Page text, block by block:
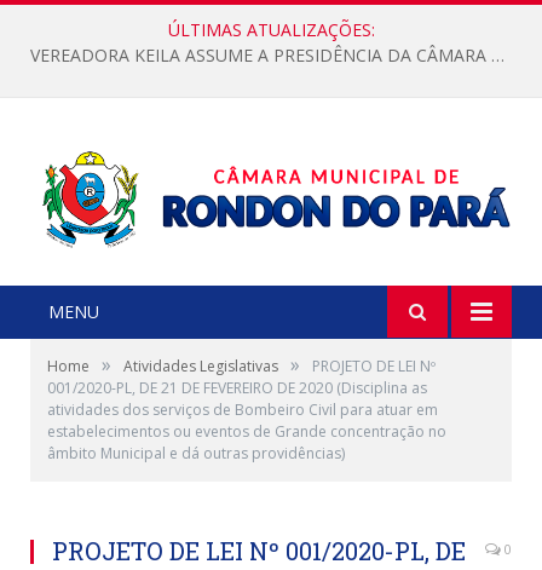
ÚLTIMAS ATUALIZAÇÕES:
VEREADORA KEILA ASSUME A PRESIDÊNCIA DA CÂMARA MUNICIPAL.
MENU
Home » Atividades Legislativas »
PROJETO DE LEI Nº
001/2020-PL, DE 21 DE FEVEREIRO DE 2020 (Disciplina as
atividades dos serviços de Bombeiro Civil para atuar em
estabelecimentos ou eventos de Grande concentração no
âmbito Municipal e dá outras providências)
PROJETO DE LEI Nº 001/2020-PL, DE
0